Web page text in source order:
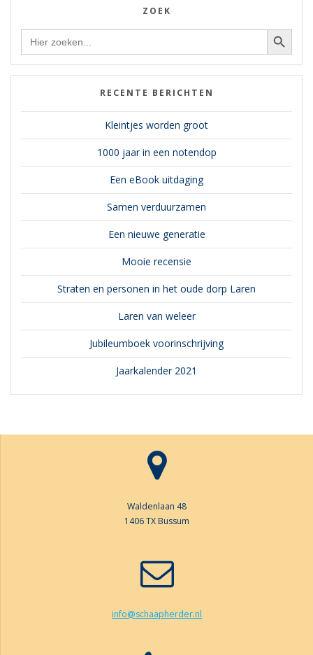
ZOEK
Zoek Zoekknop
RECENTE BERICHTEN
Kleintjes worden groot
1000 jaar in een notendop
Een eBook uitdaging
Samen verduurzamen
Een nieuwe generatie
Mooie recensie
Straten en personen in het oude dorp Laren
Laren van weleer
Jubileumboek voorinschrijving
Jaarkalender 2021
Waldenlaan 48
1406 TX Bussum
info@schaapherder.nl